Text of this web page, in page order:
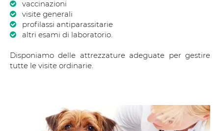
vaccinazioni
visite generali
profilassi antiparassitarie
altri esami di laboratorio.
Disponiamo delle attrezzature adeguate per gestire
tutte le visite ordinarie.